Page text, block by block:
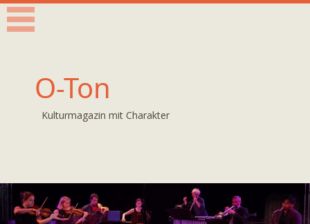
O-Ton
Kulturmagazin mit Charakter